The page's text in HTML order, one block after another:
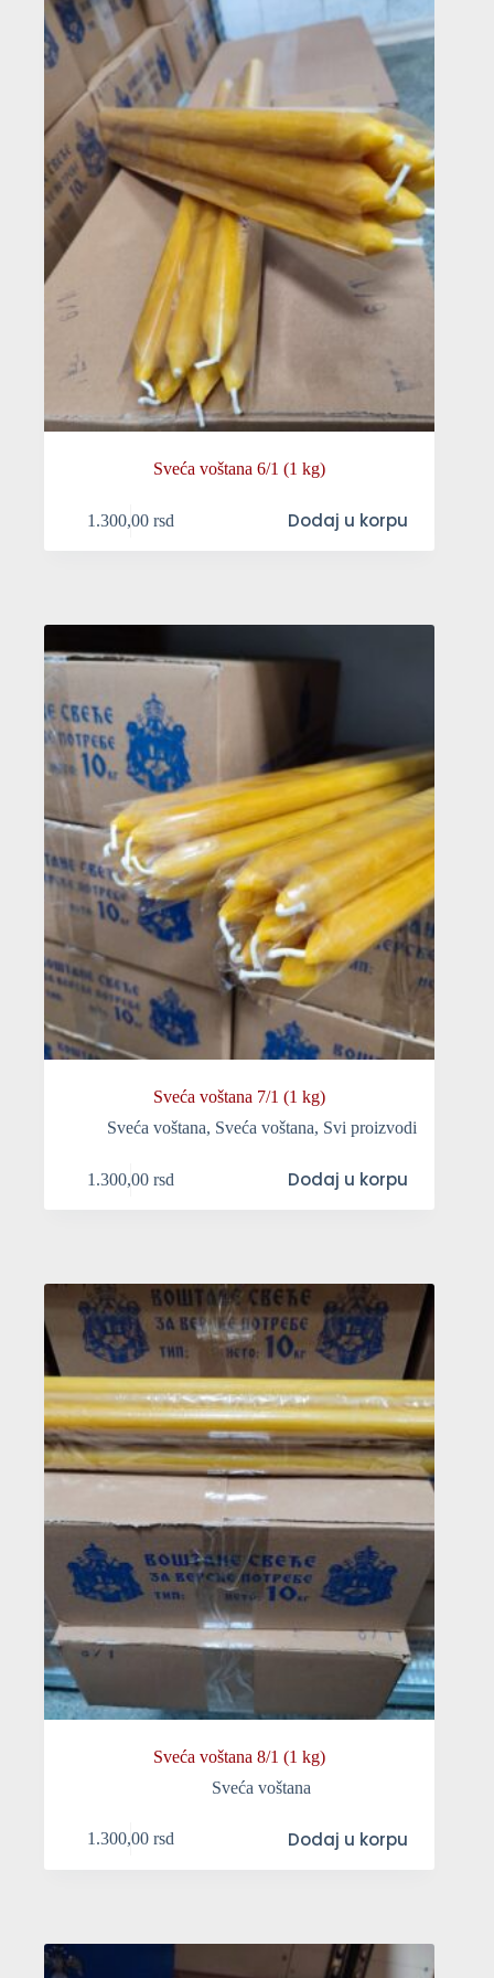
Sveća voštana 6/1 (1 kg)
1.300,00rsd Dodaj u korpu
Sveća voštana 7/1 (1 kg)
Sveća voštana, Sveća voštana, Svi proizvodi
1.300,00rsd Dodaj u korpu
Sveća voštana 8/1 (1 kg)
Sveća voštana
1.300,00rsd Dodaj u korpu